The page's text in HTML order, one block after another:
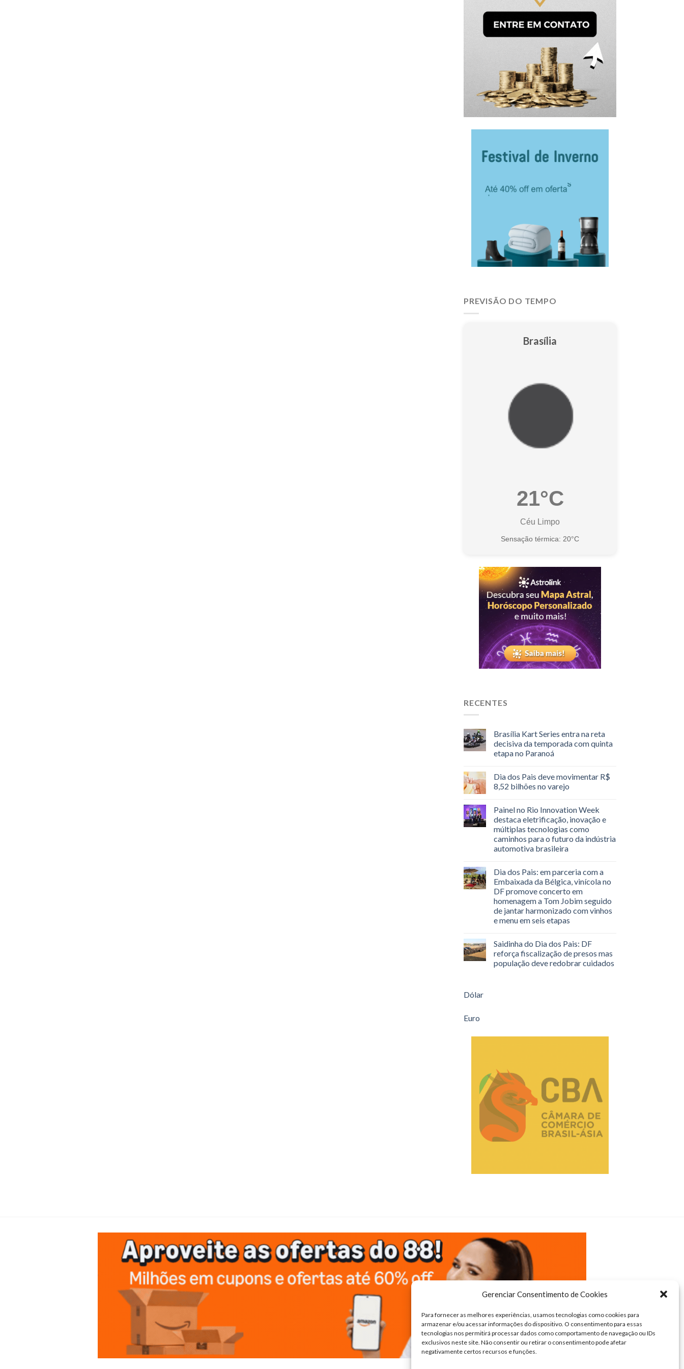
Gerenciar Consentimento de Cookies
Para fornecer as melhores experiências, usamos tecnologias como cookies para
armazenar e/ou acessar informações do dispositivo. O consentimento para essas
tecnologias nos permitirá processar dados como comportamento de navegação ou IDs
exclusivos neste site. Não consentir ou retirar o consentimento pode afetar
negativamente certos recursos e funções.
PREVISÃO DO TEMPO
Brasília
21°C
Céu Limpo
Sensação térmica: 20°C
RECENTES
Brasília Kart Series entra na reta
decisiva da temporada com quinta
etapa no Paranoá
Dia dos Pais deve movimentar R$
8,52 bilhões no varejo
Painel no Rio Innovation Week
destaca eletrificação, inovação e
múltiplas tecnologias como
caminhos para o futuro da indústria
automotiva brasileira
Dia dos Pais: em parceria com a
Embaixada da Bélgica, vinícola no
DF promove concerto em
homenagem a Tom Jobim seguido
de jantar harmonizado com vinhos
e menu em seis etapas
Saidinha do Dia dos Pais: DF
reforça fiscalização de presos mas
população deve redobrar cuidados
Dólar
Euro